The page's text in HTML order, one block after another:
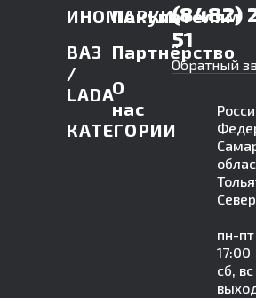
ИНОМАРКИ
ВАЗ
/
LADA
КАТЕГОРИИ
Покупателям
Партнёрство
О
нас
(8482)
51
Обратный
пн-
17:00
сб,